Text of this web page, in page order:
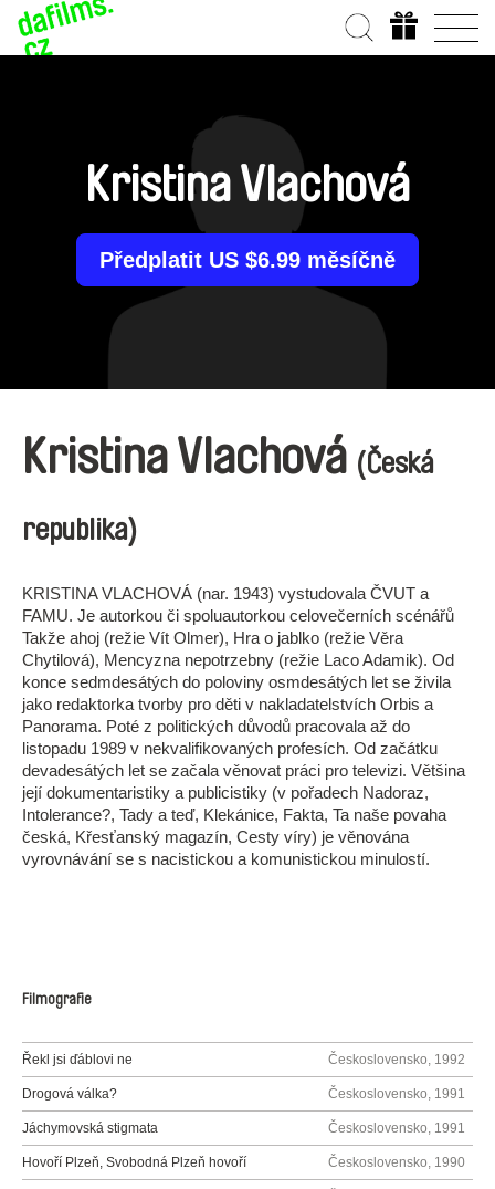
Kristina Vlachová
Předplatit US $6.99 měsíčně
Kristina Vlachová (Česká
republika)
KRISTINA VLACHOVÁ (nar. 1943) vystudovala ČVUT a
FAMU. Je autorkou či spoluautorkou celovečerních scénářů
Takže ahoj (režie Vít Olmer), Hra o jablko (režie Věra
Chytilová), Mencyzna nepotrzebny (režie Laco Adamik). Od
konce sedmdesátých do poloviny osmdesátých let se živila
jako redaktorka tvorby pro děti v nakladatelstvích Orbis a
Panorama. Poté z politických důvodů pracovala až do
listopadu 1989 v nekvalifikovaných profesích. Od začátku
devadesátých let se začala věnovat práci pro televizi. Většina
její dokumentaristiky a publicistiky (v pořadech Nadoraz,
Intolerance?, Tady a teď, Klekánice, Fakta, Ta naše povaha
česká, Křesťanský magazín, Cesty víry) je věnována
vyrovnávání se s nacistickou a komunistickou minulostí.
Filmografie
Řekl jsi ďáblovi ne Československo, 1992
Drogová válka? Československo, 1991
Jáchymovská stigmata Československo, 1991
Hovoří Plzeň, Svobodná Plzeň hovoří Československo, 1990